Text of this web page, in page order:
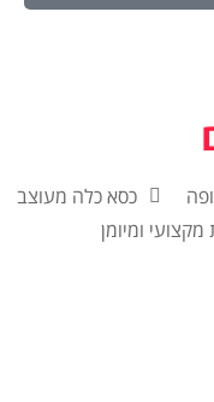
כסא כלה מעוצב
מקצועי ומיומן